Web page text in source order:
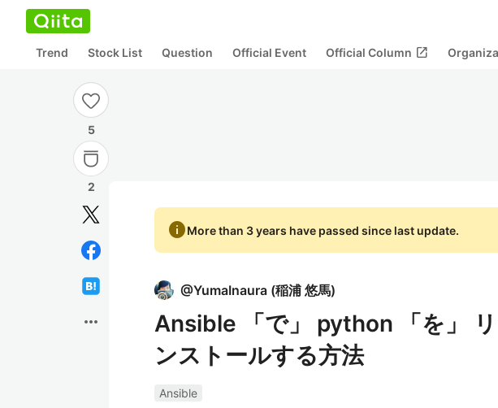
Trend Stock List Question Official Event Official Column open_in_new
5
2
more_horiz
infoMore than 3 years have passed since last update.
@YumaInaura (稲浦 悠馬)
Ansible 「で」 python 「を」
ンストールする方法
Ansible